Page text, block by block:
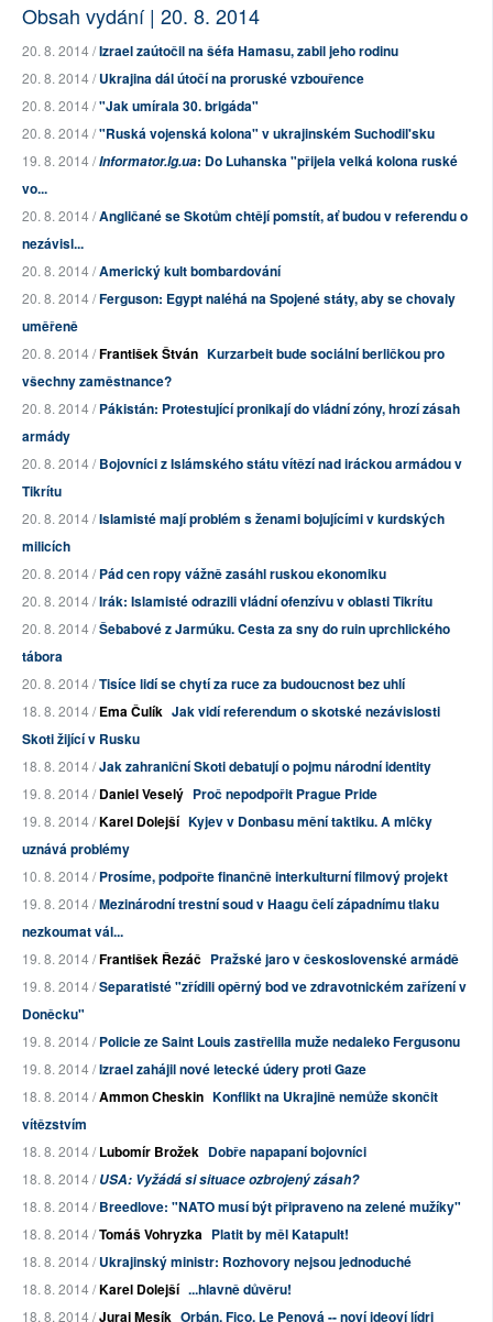
Obsah vydání | 20. 8. 2014
20. 8. 2014 /Izrael zaútočil na šéfa Hamasu, zabil jeho rodinu
20. 8. 2014 /Ukrajina dál útočí na proruské vzbouřence
20. 8. 2014 /"Jak umírala 30. brigáda"
20. 8. 2014 /"Ruská vojenská kolona" v ukrajinském Suchodil'sku
19. 8. 2014 /Informator.lg.ua: Do Luhanska "přijela velká kolona ruské
vo...
20. 8. 2014 /Angličané se Skotům chtějí pomstít, ať budou v referendu o
nezávisl...
20. 8. 2014 /Americký kult bombardování
20. 8. 2014 /Ferguson: Egypt naléhá na Spojené státy, aby se chovaly
uměřeně
20. 8. 2014 /František Štván Kurzarbeit bude sociální berličkou pro
všechny zaměstnance?
20. 8. 2014 /Pákistán: Protestující pronikají do vládní zóny, hrozí zásah
armády
20. 8. 2014 /Bojovníci z Islámského státu vítězí nad iráckou armádou v
Tikrítu
20. 8. 2014 /Islamisté mají problém s ženami bojujícími v kurdských
milicích
20. 8. 2014 /Pád cen ropy vážně zasáhl ruskou ekonomiku
20. 8. 2014 /Irák: Islamisté odrazili vládní ofenzívu v oblasti Tikrítu
20. 8. 2014 /Šebabové z Jarmúku. Cesta za sny do ruin uprchlického
tábora
20. 8. 2014 /Tisíce lidí se chytí za ruce za budoucnost bez uhlí
18. 8. 2014 /Ema Čulík Jak vidí referendum o skotské nezávislosti
Skoti žijící v Rusku
18. 8. 2014 /Jak zahraniční Skoti debatují o pojmu národní identity
19. 8. 2014 /Daniel Veselý Proč nepodpořit Prague Pride
19. 8. 2014 /Karel Dolejší Kyjev v Donbasu mění taktiku. A mlčky
uznává problémy
10. 8. 2014 /Prosíme, podpořte finančně interkulturní filmový projekt
19. 8. 2014 /Mezinárodní trestní soud v Haagu čelí západnímu tlaku
nezkoumat vál...
19. 8. 2014 /František Řezáč Pražské jaro v československé armádě
19. 8. 2014 /Separatisté "zřídili opěrný bod ve zdravotnickém zařízení v
Doněcku"
19. 8. 2014 /Policie ze Saint Louis zastřelila muže nedaleko Fergusonu
19. 8. 2014 /Izrael zahájil nové letecké údery proti Gaze
18. 8. 2014 /Ammon Cheskin Konflikt na Ukrajině nemůže skončit
vítězstvím
18. 8. 2014 /Lubomír Brožek Dobře napapaní bojovníci
18. 8. 2014 /USA: Vyžádá si situace ozbrojený zásah?
18. 8. 2014 /Breedlove: "NATO musí být připraveno na zelené mužíky"
18. 8. 2014 /Tomáš Vohryzka Platit by měl Katapult!
18. 8. 2014 /Ukrajinský ministr: Rozhovory nejsou jednoduché
18. 8. 2014 /Karel Dolejší ...hlavně důvěru!
18. 8. 2014 /Juraj Mesík Orbán, Fico, Le Penová -- noví ideoví lídri